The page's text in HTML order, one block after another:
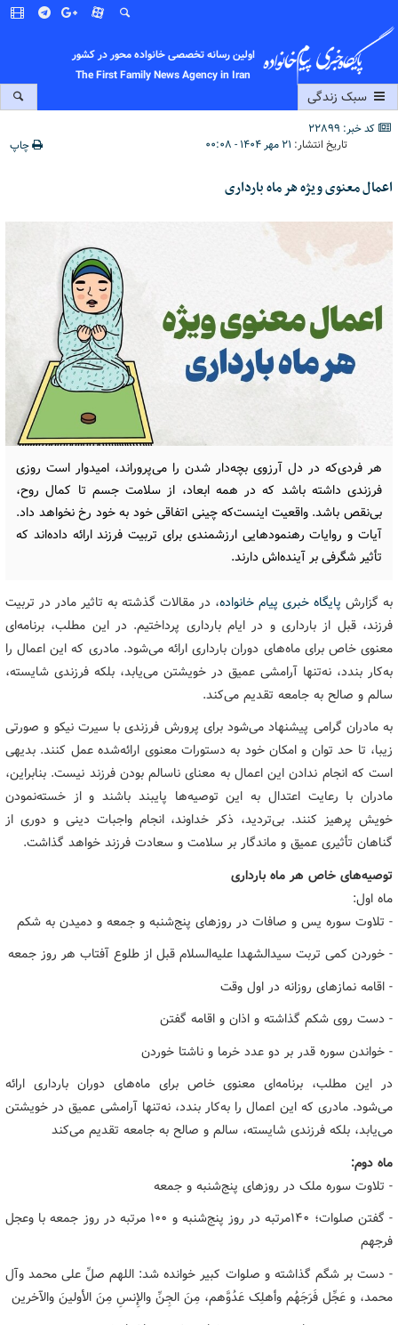
اولین رسانه تخصصی خانواده محور در کشور
The First Family News Agency in Iran
سبک زندگی
کد خبر: 22899
تاریخ انتشار: ۲۱ مهر ۱۴۰۴ - ۰۰:۰۸ چاپ
اعمال معنوی ویژه هر ماه بارداری
هر فردی‌که در دل آرزوی بچه‌دار شدن را می‌پروراند، امیدوار است روزی
فرزندی داشته باشد که در همه ابعاد، از سلامت جسم تا کمال روح،
بی‌نقص باشد. واقعیت اینست‌که چینی اتفاقی خود به خود رخ نخواهد داد.
آیات و روایات رهنمودهایی ارزشمندی برای تربیت فرزند ارائه داده‌اند که
تأثیر شگرفی بر آینده‌اش دارند.
به گزارش پایگاه خبری پیام خانواده، در مقالات گذشته به تاثیر مادر در تربیت
فرزند، قبل از بارداری و در ایام بارداری پرداختیم. در این مطلب، برنامه‌ای
معنوی خاص برای ماه‌های دوران بارداری ارائه می‌شود. مادری که این اعمال را
به‌کار بندد، نه‌تنها آرامشی عمیق در خویشتن می‌یابد، بلکه فرزندی شایسته،
سالم و صالح به جامعه تقدیم می‌کند.
به مادران گرامی پیشنهاد می‌شود برای پرورش فرزندی با سیرت نیکو و صورتی
زیبا، تا حد توان و امکان خود به دستورات معنوی ارائه‌شده عمل کنند. بدیهی
است که انجام ندادن این اعمال به معنای ناسالم بودن فرزند نیست. بنابراین،
مادران با رعایت اعتدال به این توصیه‌ها پایبند باشند و از خسته‌نمودن
خویش پرهیز کنند. بی‌تردید، ذکر خداوند، انجام واجبات دینی و دوری از
گناهان تأثیری عمیق و ماندگار بر سلامت و سعادت فرزند خواهد گذاشت.
توصیه‌های خاص هر ماه بارداری
ماه اول:
- تلاوت سوره یس و صافات در روزهای پنج‌شنبه و جمعه و دمیدن به شکم
- خوردن کمی تربت سیدالشهدا علیه‌السلام قبل از طلوع آفتاب هر روز جمعه
- اقامه نمازهای روزانه در اول وقت
- دست روی شکم گذاشته و اذان و اقامه گفتن
- خواندن سوره قدر بر دو عدد خرما و ناشتا خوردن
در این مطلب، برنامه‌ای معنوی خاص برای ماه‌های دوران بارداری ارائه
می‌شود. مادری که این اعمال را به‌کار بندد، نه‌تنها آرامشی عمیق در خویشتن
می‌یابد، بلکه فرزندی شایسته، سالم و صالح به جامعه تقدیم می‌کند
ماه دوم:
- تلاوت سوره‌ ملک در روزهای پنج‌شنبه و جمعه
- گفتن صلوات؛ ۱۴۰مرتبه در روز پنج‌شنبه و ۱۰۰ مرتبه در روز جمعه با وعجل
فرجهم
- دست بر شگم گذاشته و صلوات کبیر خوانده شد: اللهم صلِّ علی محمد وآل
محمد، و عَجِّل فَرَجَهُم وأهلِک عَدُوَّهم، مِنَ الجِنِّ والإِنسِ مِنَ الأولینَ والآخرین